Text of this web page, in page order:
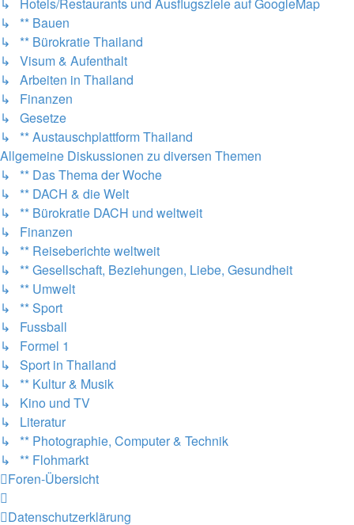
↳ ** Bauen
↳ ** Bürokratie Thailand
↳ Visum & Aufenthalt
↳ Arbeiten in Thailand
↳ Finanzen
↳ Gesetze
↳ ** Austauschplattform Thailand
Allgemeine Diskussionen zu diversen Themen
↳ ** Das Thema der Woche
↳ ** DACH & die Welt
↳ ** Bürokratie DACH und weltweit
↳ Finanzen
↳ ** Reiseberichte weltweit
↳ ** Gesellschaft, Beziehungen, Liebe, Gesundheit
↳ ** Umwelt
↳ ** Sport
↳ Fussball
↳ Formel 1
↳ Sport in Thailand
↳ ** Kultur & Musik
↳ Kino und TV
↳ Literatur
↳ ** Photographie, Computer & Technik
↳ ** Flohmarkt
Foren-Übersicht
Datenschutzerklärung